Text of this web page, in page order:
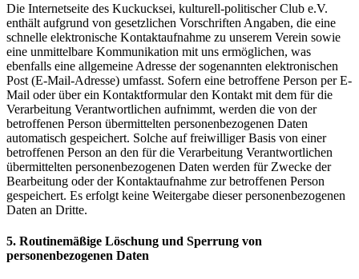
Die Internetseite des Kuckucksei, kulturell-politischer Club e.V.
enthält aufgrund von gesetzlichen Vorschriften Angaben, die eine
schnelle elektronische Kontaktaufnahme zu unserem Verein sowie
eine unmittelbare Kommunikation mit uns ermöglichen, was
ebenfalls eine allgemeine Adresse der sogenannten elektronischen
Post (E-Mail-Adresse) umfasst. Sofern eine betroffene Person per E-
Mail oder über ein Kontaktformular den Kontakt mit dem für die
Verarbeitung Verantwortlichen aufnimmt, werden die von der
betroffenen Person übermittelten personenbezogenen Daten
automatisch gespeichert. Solche auf freiwilliger Basis von einer
betroffenen Person an den für die Verarbeitung Verantwortlichen
übermittelten personenbezogenen Daten werden für Zwecke der
Bearbeitung oder der Kontaktaufnahme zur betroffenen Person
gespeichert. Es erfolgt keine Weitergabe dieser personenbezogenen
Daten an Dritte.
5. Routinemäßige Löschung und Sperrung von
personenbezogenen Daten